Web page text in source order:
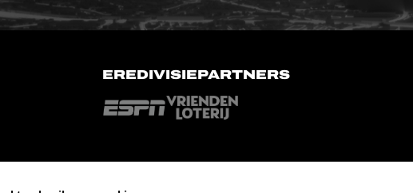
EREDIVISIEPARTNERS